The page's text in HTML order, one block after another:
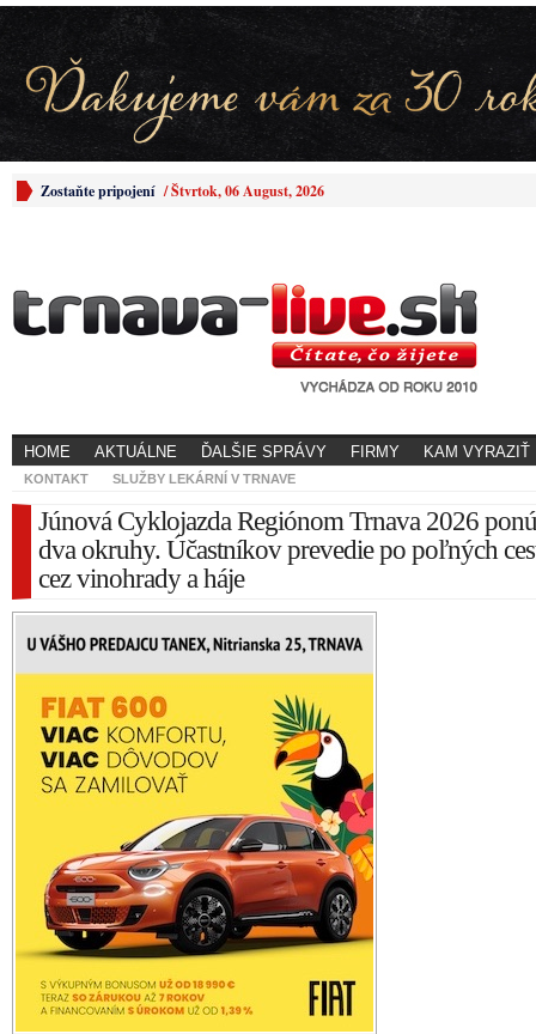
Zostaňte pripojení /Štvrtok, 06 August, 2026
HOME AKTUÁLNE ĎALŠIE SPRÁVY FIRMY KAM VYRAZIŤ
KONTAKT SLUŽBY LEKÁRNÍ V TRNAVE
Júnová Cyklojazda Regiónom Trnava 2026
dva okruhy. Účastníkov prevedie po poľných
cez vinohrady a háje